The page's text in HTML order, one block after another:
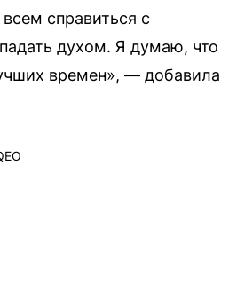
справиться с
духом. Я думаю, что
времен», — добавила